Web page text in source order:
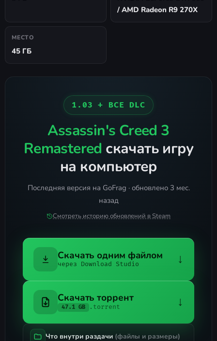
/ AMD Radeon R9 270X
МЕСТО
45 ГБ
1.03 + ВСЕ DLC
Assassin's Creed 3
Remastered скачать игру
на компьютер
Последняя версия на GoFrag · обновлено 3 мес.
назад
Смотреть историю обновлений в Steam
Скачать одним файлом
через Download Studio ↓
Скачать торрент
47.1 GB .torrent ↓
Что внутри раздачи (файлы и размеры)